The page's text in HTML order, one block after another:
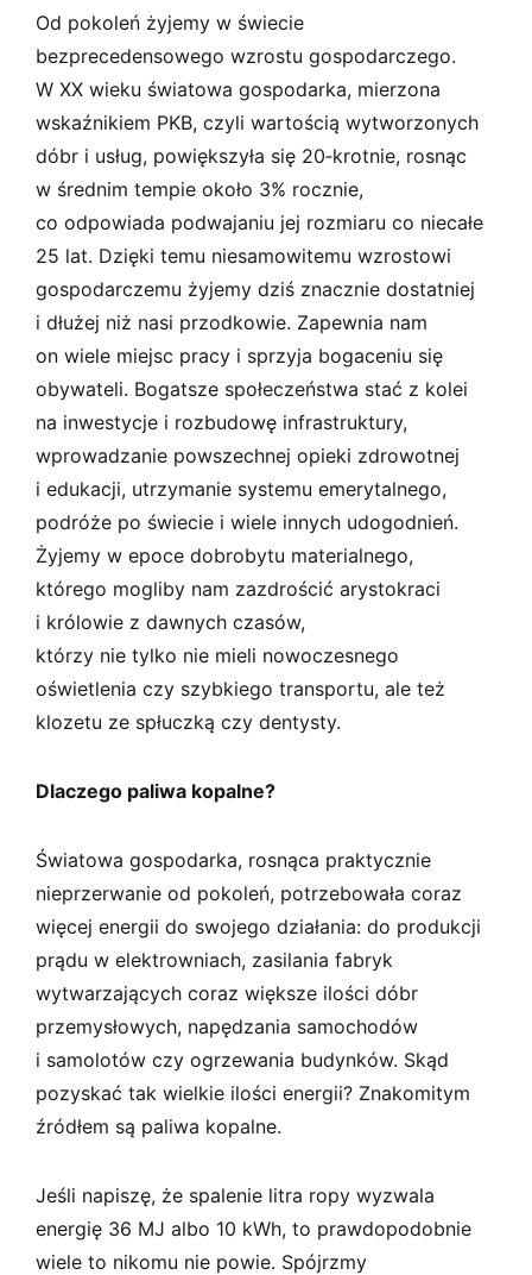
Od pokoleń żyjemy w świecie
bezprecedensowego wzrostu gospodarczego.
W XX wieku światowa gospodarka, mierzona
wskaźnikiem PKB, czyli wartością wytworzonych
dóbr i usług, powiększyła się 20‑krotnie, rosnąc
w średnim tempie około 3% rocznie,
co odpowiada podwajaniu jej rozmiaru co niecałe
25 lat. Dzięki temu niesamowitemu wzrostowi
gospodarczemu żyjemy dziś znacznie dostatniej
i dłużej niż nasi przodkowie. Zapewnia nam
on wiele miejsc pracy i sprzyja bogaceniu się
obywateli. Bogatsze społeczeństwa stać z kolei
na inwestycje i rozbudowę infrastruktury,
wprowadzanie powszechnej opieki zdrowotnej
i edukacji, utrzymanie systemu emerytalnego,
podróże po świecie i wiele innych udogodnień.
Żyjemy w epoce dobrobytu materialnego,
którego mogliby nam zazdrościć arystokraci
i królowie z dawnych czasów,
którzy nie tylko nie mieli nowoczesnego
oświetlenia czy szybkiego transportu, ale też
klozetu ze spłuczką czy dentysty.
Dlaczego paliwa kopalne?
Światowa gospodarka, rosnąca praktycznie
nieprzerwanie od pokoleń, potrzebowała coraz
więcej energii do swojego działania: do produkcji
prądu w elektrowniach, zasilania fabryk
wytwarzających coraz większe ilości dóbr
przemysłowych, napędzania samochodów
i samolotów czy ogrzewania budynków. Skąd
pozyskać tak wielkie ilości energii? Znakomitym
źródłem są paliwa kopalne.
Jeśli napiszę, że spalenie litra ropy wyzwala
energię 36 MJ albo 10 kWh, to prawdopodobnie
wiele to nikomu nie powie. Spójrzmy